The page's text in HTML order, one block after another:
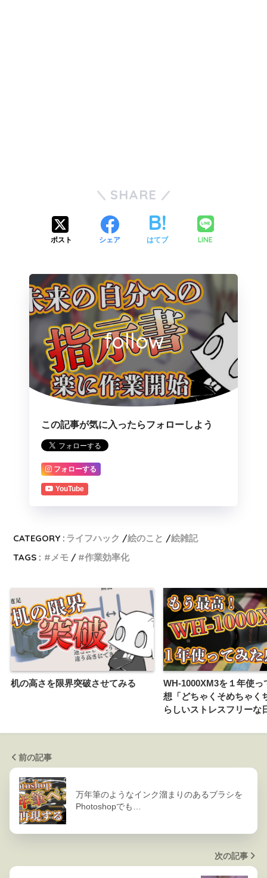
SHARE
ポスト シェア はてブ LINE
follow
この記事が気に入ったらフォローしよう
フォローする
YouTube
CATEGORY : ライフハック 絵のこと
絵雑記
TAGS :
メモ 作業効率化
机の高さを限界突破させてみる
WH-1000XM3を１年使っ
想「どちゃくそめちゃく
らしいストレスフリーな
前の記事
万年筆のようなインク溜まりのあるブラシを
Photoshopでも…
次の記事